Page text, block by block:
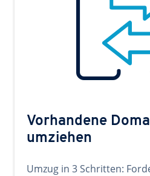
Vorhandene
umziehen
Umzug in 3 Schritten: